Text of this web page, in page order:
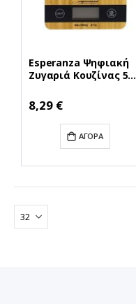
Esperanza Ψηφιακή
Ζυγαριά Κουζίνας 5kg
8,29 €
ΑΓΟΡΆ